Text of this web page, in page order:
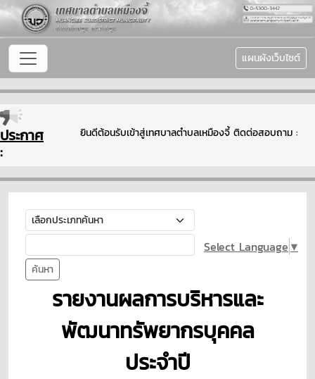
แผนผังเว็บไซต์
ประกาศ
:
ยินดีต้อนรับเข้าสู่เทศบาลตำบลเหมืองจี้ ติดต่อสอบถาม :
ค้นหา
Select Language ▼
รายงานผลการบริหารและ
พัฒนาทรัพยากรบุคคล
ประจำปี